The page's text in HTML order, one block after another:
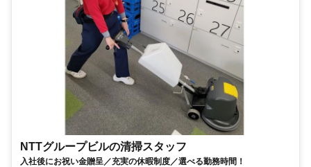
NTTグループビルの清掃スタッフ
入社後にお祝い金贈呈／充実の休暇制度／選べる勤務時間！